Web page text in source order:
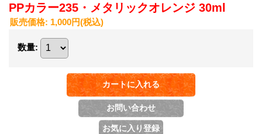
PPカラー235・メタリックオレンジ 30ml
販売価格: 1,000円(税込)
数量: